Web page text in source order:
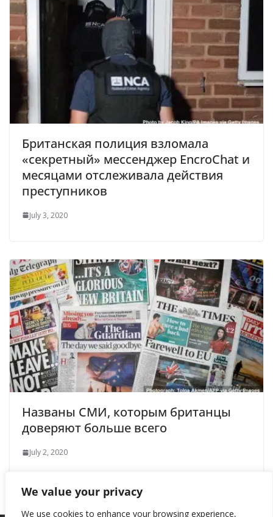
We value your privacy
We use cookies to enhance your browsing experience,
Британская полиция взломала
«секретный» мессенджер EncroChat и
месяцами отслеживала действия
преступников
July 3, 2020
Названы СМИ, которым британцы
доверяют больше всего
July 2, 2020